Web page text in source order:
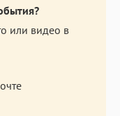
или видео в